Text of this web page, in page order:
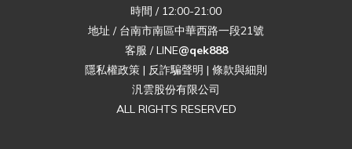
時間 / 12:00-21:00
地址 / 台南市南區中華西路一段21號
客服 / LINE@qek888
隱私權政策 | 反詐騙聲明 | 條款與細則
汎雲股份有限公司
ALL RIGHTS RESERVED